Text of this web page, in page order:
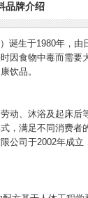
品牌介绍
诞生于1980年，由
因食物中毒而需
饮品。
动、沐浴及起床
，满足不同消费
公司于2002年成立